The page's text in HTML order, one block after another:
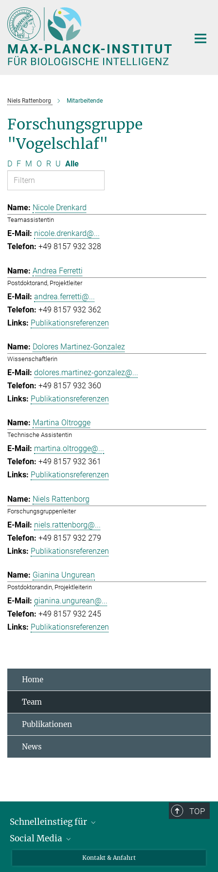
Hauptinhalt
Niels Rattenborg Mitarbeitende
Forschungsgruppe
"Vogelschlaf"
D F M O R U Alle
Nicole Drenkard
Teamassistentin
nicole.drenkard@...
+49 8157 932 328
Andrea Ferretti
Postdoktorand, Projektleiter
andrea.ferretti@...
+49 8157 932 362
Publikationsreferenzen
Dolores Martinez-Gonzalez
Wissenschaftlerin
dolores.martinez-gonzalez@...
+49 8157 932 360
Publikationsreferenzen
Martina Oltrogge
Technische Assistentin
martina.oltrogge@...
+49 8157 932 361
Publikationsreferenzen
Niels Rattenborg
Forschungsgruppenleiter
niels.rattenborg@...
+49 8157 932 279
Publikationsreferenzen
Gianina Ungurean
Postdoktorandin, Projektleiterin
gianina.ungurean@...
+49 8157 932 245
Publikationsreferenzen
Home
Team
Publikationen
News
TOP
Schnelleinstieg für
Journalist*innen
Social Media
Kontakt & Anfahrt